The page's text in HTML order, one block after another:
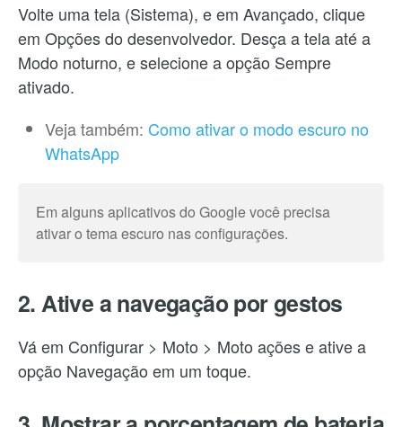
Volte uma tela (Sistema), e em Avançado, clique
em Opções do desenvolvedor. Desça a tela até a
Modo noturno, e selecione a opção Sempre
ativado.
Veja também: Como ativar o modo escuro no
WhatsApp
Em alguns aplicativos do Google você precisa
ativar o tema escuro nas configurações.
2. Ative a navegação por gestos
Vá em Configurar > Moto > Moto ações e ative a
opção Navegação em um toque.